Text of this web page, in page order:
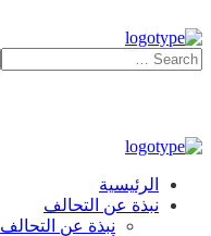
الرئيسية
نبذة عن التحالف
نبذة عن التحالف